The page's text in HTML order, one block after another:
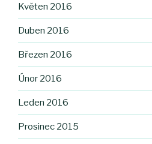
Květen 2016
Duben 2016
Březen 2016
Únor 2016
Leden 2016
Prosinec 2015